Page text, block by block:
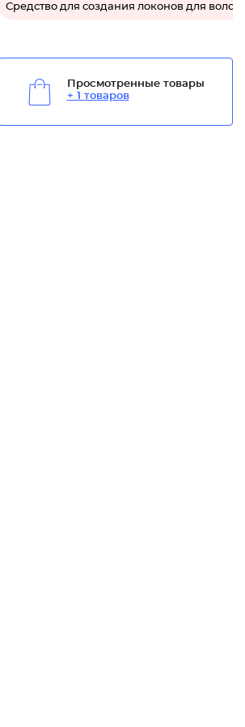
Средство для создания локонов для волос
Просмотренные товары
+ 1 товаров